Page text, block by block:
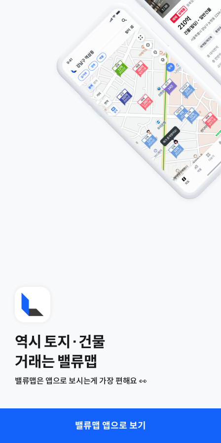
역시 토지·건물
거래는 밸류맵
밸류맵은 앱으로 보시는게 가장 편해요 👀
밸류맵 앱으로 보기